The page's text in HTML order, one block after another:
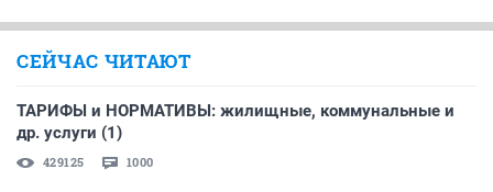
СЕЙЧАС ЧИТАЮТ
ТАРИФЫ и НОРМАТИВЫ: жилищные, коммунальные и
др. услуги (1)
429125 1000